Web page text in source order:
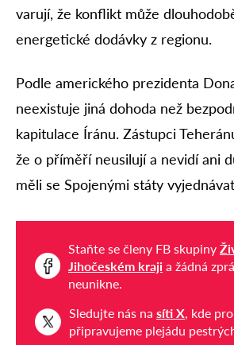
varují, že konflikt může
energetické dodávky z regionu.
Podle amerického prezidenta
neexistuje jiná dohoda než
kapitulace Íránu. Zástupci
že o příměří neusilují a nevidí ani
měli se Spojenými státy
Staňte se členy FB skupiny
Jihočeském kraji a žádná
neunikne.
Sledujte nás na síti X, kde
připravujeme plejádu